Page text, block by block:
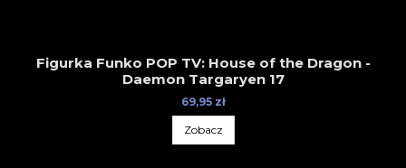
Figurka Funko POP TV: House of the Dragon -
Daemon Targaryen 17
69,95 zł
Zobacz